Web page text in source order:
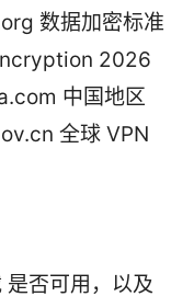
数据加密标准
2026
中国地区
全球 VPN
否可用，以及